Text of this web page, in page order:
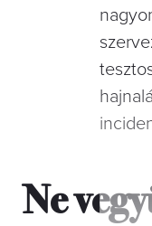
Ne